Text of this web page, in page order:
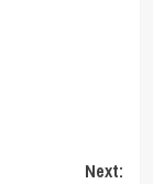
Next: